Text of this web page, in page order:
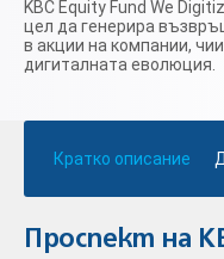
KBC Equity Fund We
цел да генерира
в акции на компании,
дигиталната еволюция.
Кратко описание
Проспект на